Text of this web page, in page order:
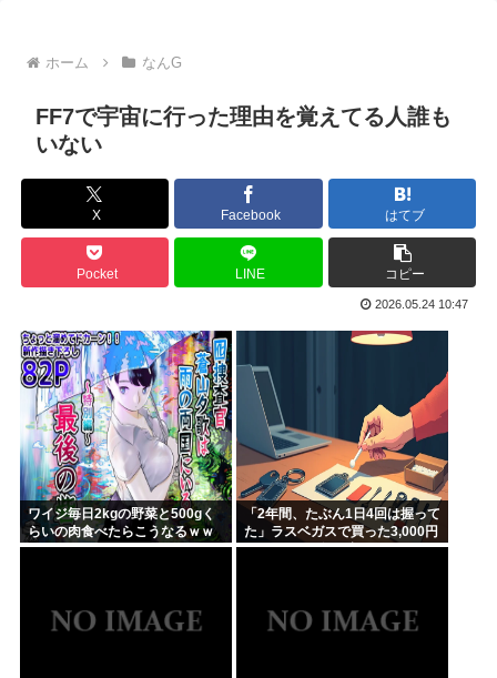
デスノートの魅上照がめっちゃ好きなんだが
韓国人「最近の日本アニメ業界の勢力図を変えたと言われる作...
靖国神社、自衛官以外の軍服を禁止「コスプレは英霊を侮辱」
AI扱いされた絵師、筆を折る
ダンジョン飯のキャラいい子ばっかりでほんとに癒される
【朗報】 韓国人「Jリーグのこの監督、経歴がおかしい」
さもしい熊本県民「食事、ベッド、エアコン」を政府に切望。
韓国がサッカーの審判を買収したのはガチだった！ 審判を性...
【緊急速報】信用声優の羊宮妃那さん…
靖国神社、軍服コスプレでの参拝を禁止へ
【高市】トランプ「イランが核入手したら2分でイタリア滅亡...
ハンターハンター今何やってるかわからないWWW
ホーム なんG
FF7で宇宙に行った理由を覚えてる人誰も
いない
X Facebook はてブ
Pocket LINE コピー
2026.05.24 10:47
ワイジ毎日2kgの野菜と500gく
らいの肉食べたらこうなるｗｗ
ｗ
「2年間、たぶん1日4回は握って
た」ラスベガスで買った3,000円
のキーホルダーを調べたら